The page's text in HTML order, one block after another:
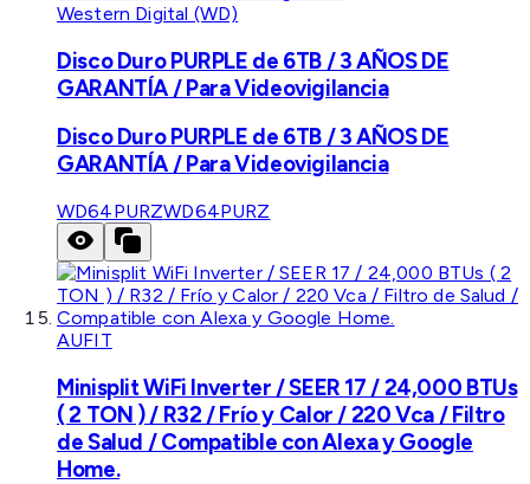
Western Digital (WD)
Disco Duro PURPLE de 6TB / 3 AÑOS DE
GARANTÍA / Para Videovigilancia
Disco Duro PURPLE de 6TB / 3 AÑOS DE
GARANTÍA / Para Videovigilancia
WD64PURZWD64PURZ
AUFIT
Minisplit WiFi Inverter / SEER 17 / 24,000 BTUs
( 2 TON ) / R32 / Frío y Calor / 220 Vca / Filtro
de Salud / Compatible con Alexa y Google
Home.